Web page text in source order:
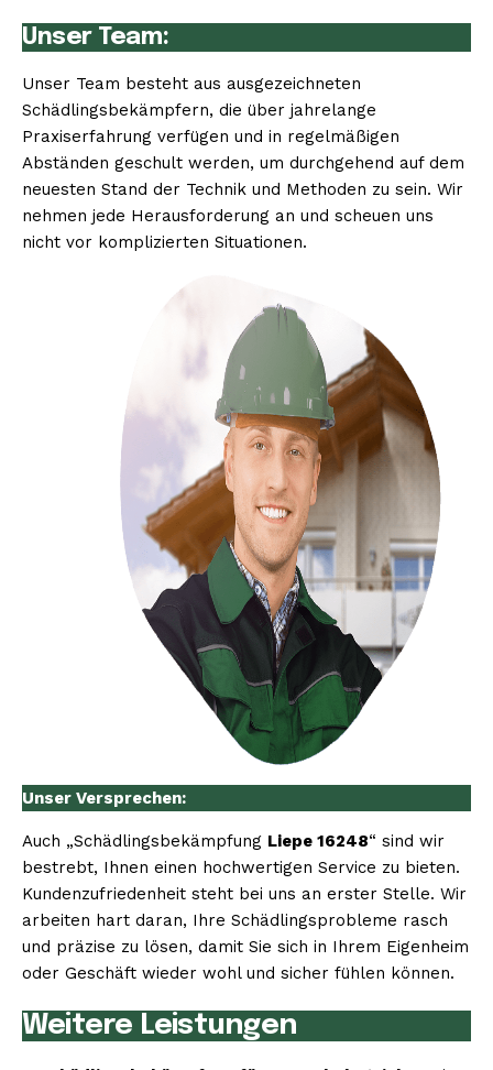
Unser Team:
Unser Team besteht aus ausgezeichneten
Schädlingsbekämpfern, die über jahrelange
Praxiserfahrung verfügen und in regelmäßigen
Abständen geschult werden, um durchgehend auf dem
neuesten Stand der Technik und Methoden zu sein. Wir
nehmen jede Herausforderung an und scheuen uns
nicht vor komplizierten Situationen.
Unser Versprechen:
Auch „Schädlingsbekämpfung Liepe 16248“ sind wir
bestrebt, Ihnen einen hochwertigen Service zu bieten.
Kundenzufriedenheit steht bei uns an erster Stelle. Wir
arbeiten hart daran, Ihre Schädlingsprobleme rasch
und präzise zu lösen, damit Sie sich in Ihrem Eigenheim
oder Geschäft wieder wohl und sicher fühlen können.
Weitere Leistungen